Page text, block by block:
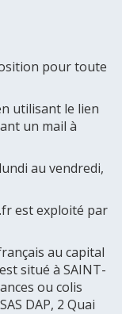
pour toute
utilisant le lien
un mail à
au vendredi,
est exploité par
au capital
situé à SAINT-
ou colis
DAP, 2 Quai